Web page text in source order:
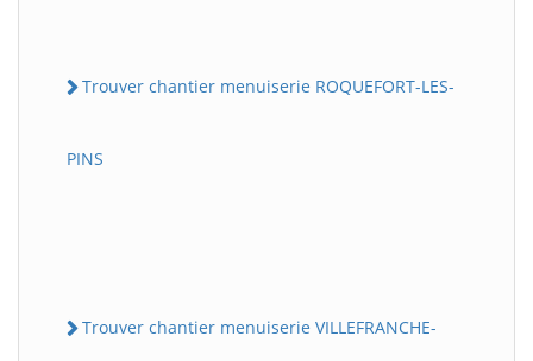
Trouver chantier menuiserie ROQUEFORT-LES-
PINS
Trouver chantier menuiserie VILLEFRANCHE-